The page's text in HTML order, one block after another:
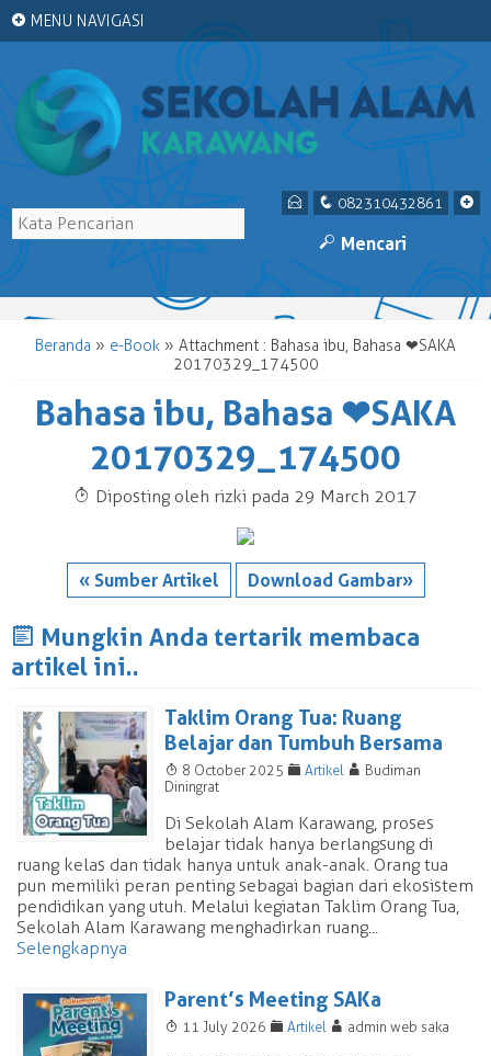
+ MENU NAVIGASI
+
q 082310432861
E
M Mencari
Beranda » e-Book » Attachment : Bahasa ibu, Bahasa ❤SAKA
20170329_174500
Bahasa ibu, Bahasa ❤SAKA
20170329_174500
T Diposting oleh rizki pada 29 March 2017
« Sumber Artikel Download Gambar»
J Mungkin Anda tertarik membaca
artikel ini..
Taklim Orang Tua: Ruang
Belajar dan Tumbuh Bersama
T 8 October 2025 F Artikel A Budiman
Diningrat
Di Sekolah Alam Karawang, proses
belajar tidak hanya berlangsung di
ruang kelas dan tidak hanya untuk anak-anak. Orang tua
pun memiliki peran penting sebagai bagian dari ekosistem
pendidikan yang utuh. Melalui kegiatan Taklim Orang Tua,
Sekolah Alam Karawang menghadirkan ruang...
Selengkapnya
Parent’s Meeting SAKa
T 11 July 2026 F Artikel A admin web saka